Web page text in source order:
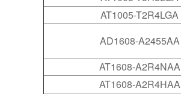
AT1005-T2R4LGA
AD1608-A2455AA
AT1608-A2R4NAA
AT1608-A2R4HAA